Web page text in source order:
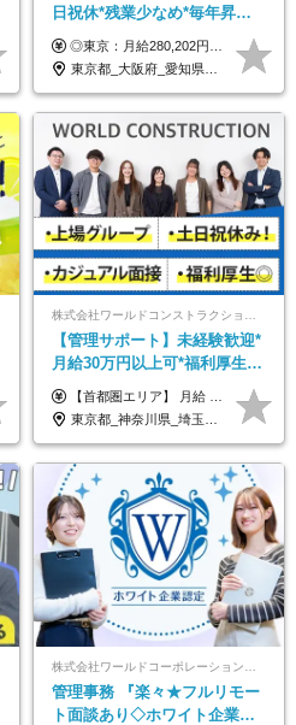
日祝休*残業少なめ*毎年昇給
あり*面接1回*月収37万円可/o
◎東京：月給280,202円～402,430円 ◎大阪：月給269,824円～392,052円 ◎名古屋：月給285,967円～408,195円 ◎その他：月給265,212円～387,440円 ※試用期間3か月／待遇は研修期間中のみ変更あり （東京：23.9万円～、大阪：月給23.4万円～、名古屋：月給24.2万円～、その他：月給23.1万円～） ※固定残業代（配属後に支給）・一律手当を含む ※固定残業代は残業がない場合も支給し、超過分は別途支給する ※年齢、経験、能力を考慮し、支給額を決定します。
東京都_大阪府_愛知県_北海道_宮城県_新潟県_石川県_静岡県_広島県_福岡県_沖縄県
株式会社ワールドコンストラクション 【東証一部】 (ワールドホールディングス・グループ)
【管理サポート】未経験歓迎*
月給30万円以上可*福利厚生が
充実！
【首都圏エリア】 月給 291,800円以上 ＋ 各種手当 【北関東エリア】 月給 264,260円以上 ＋ 各種手当 【関西・四国エリア】 月給 278,040円以上 ＋ 各種手当 【中部エリア】 月給 278,040円以上 ＋ 各種手当 【北海道・東北エリア】 月給 247,000円以上 ＋ 各種手当 【九州エリア】 月給 235,540円以上 ＋ 各種手当 【中国エリア】 月給 250,460 円以上 ＋ 各種手当 ※全て年齢・経験・能力などを考慮します。 ※試用期間3ヶ月あり。その間の待遇に変動はありません。 ※固定残業代（20時間分）を含む 首都圏／37,800円以上 北関東／34,260円以上 関西・四国／36,040円以上 中部／36,040円以上 北海道・東北／32,000円以上 九州／30,540円以上 中国／32,460円以上 ※超過分は全額支給 初年度の年収 400万円～900万円
東京都_神奈川県_埼玉県_千葉県_大阪府_愛知県_北海道_青森県_岩手県_宮城県_秋田県_山形県_福島県_茨城県_栃木県_群馬県_新潟県_山梨県_長野県_富山県_石川県_福井県_静岡県_岐阜県_三重県_兵庫県_京都府_滋賀県_奈良県_和歌山県_広島県_岡山県_鳥取県_島根県_山口県_徳島県_香川県_愛媛県_高知県_福岡県_熊本県_佐賀県_長崎県_大分県_宮崎県_鹿児島県_沖縄県
管理事務 『楽々★フルリモー
ト面談あり◇ホワイト企業認